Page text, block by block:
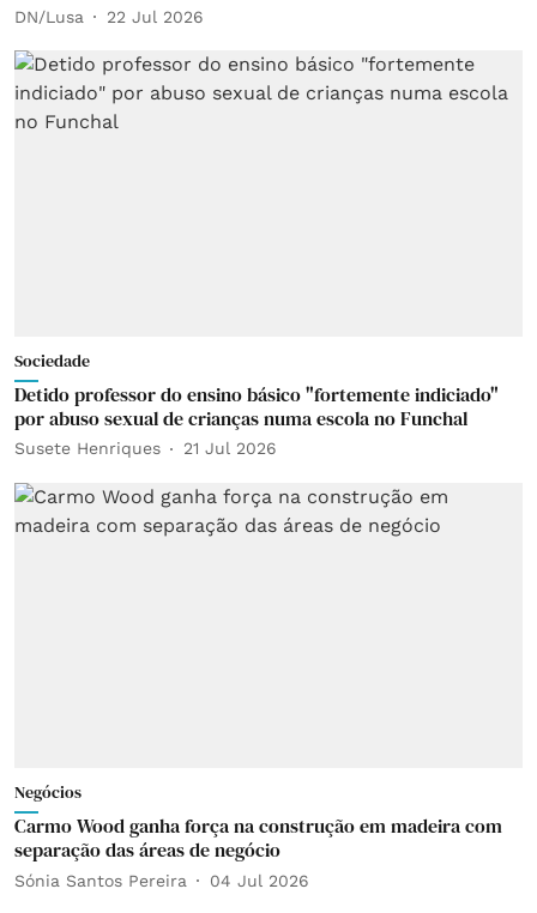
DN/Lusa 22 Jul 2026
Sociedade
Detido professor do ensino básico "fortemente indiciado"
por abuso sexual de crianças numa escola no Funchal
Susete Henriques 21 Jul 2026
Negócios
Carmo Wood ganha força na construção em madeira com
separação das áreas de negócio
Sónia Santos Pereira 04 Jul 2026